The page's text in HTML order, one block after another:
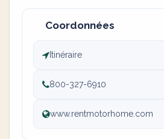
Coordonnées
Itinéraire
800-327-6910
www.rentmotorhome.com